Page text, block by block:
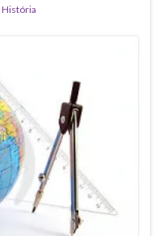
História